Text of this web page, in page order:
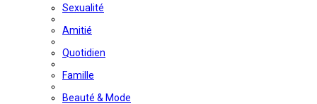
Sexualité
Amitié
Quotidien
Famille
Beauté & Mode